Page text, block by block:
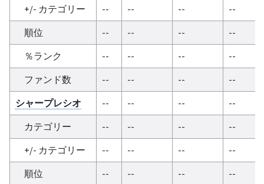
+/- カテゴリー -- -- --
--
順位
-- -- --
--
％ランク
-- -- --
--
ファンド数
-- -- --
--
シャープレシオ
-- -- --
--
カテゴリー
-- -- --
--
+/- カテゴリー
-- -- --
--
順位
-- -- --
--